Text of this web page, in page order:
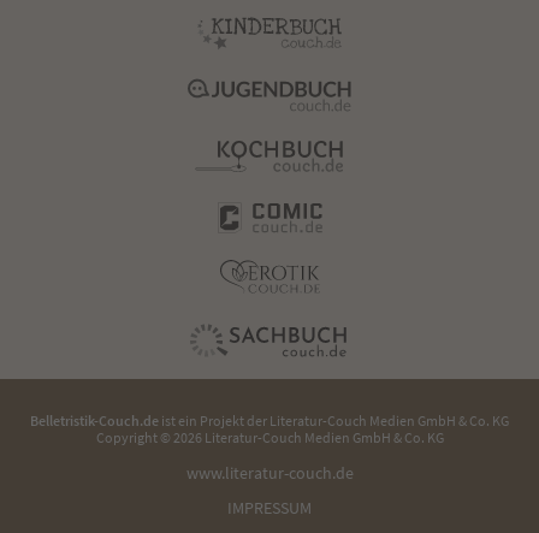
Belletristik-Couch.de ist ein Projekt der Literatur-Couch Medien GmbH & Co. KG
Copyright © 2026 Literatur-Couch Medien GmbH & Co. KG
www.literatur-couch.de
IMPRESSUM